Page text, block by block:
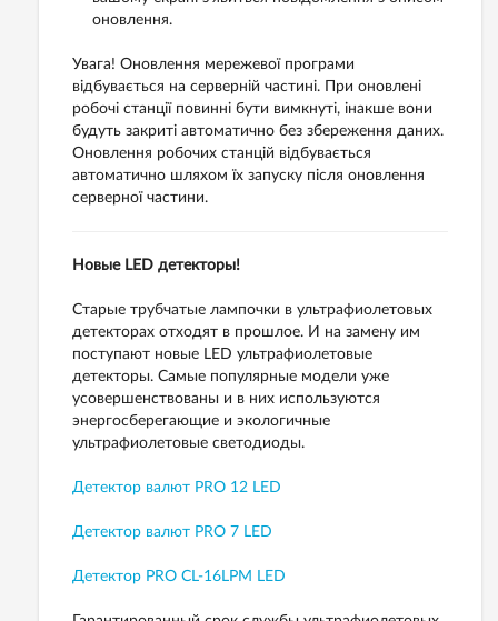
оновлення.
Увага! Оновлення мережевої програми
відбувається на серверній частині. При оновлені
робочі станції повинні бути вимкнуті, інакше вони
будуть закриті автоматично без збереження даних.
Оновлення робочих станцій відбувається
автоматично шляхом їх запуску після оновлення
серверної частини.
Новые LED детекторы!
Старые трубчатые лампочки в ультрафиолетовых
детекторах отходят в прошлое. И на замену им
поступают новые LED ультрафиолетовые
детекторы. Самые популярные модели уже
усовершенствованы и в них используются
энергосберегающие и экологичные
ультрафиолетовые светодиоды.
Детектор валют PRO 12 LED
Детектор валют PRO 7 LED
Детектор PRO CL-16LPM LED